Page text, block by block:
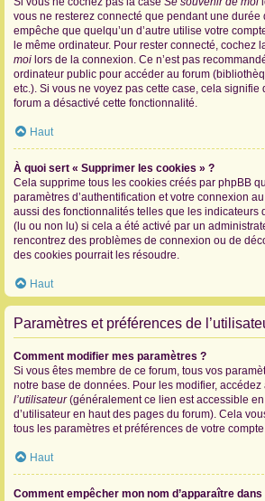
vous ne resterez connecté que pendant une durée
empêche que quelqu’un d’autre utilise votre
le même ordinateur. Pour rester connecté, cochez
moi lors de la connexion. Ce n’est pas
ordinateur public pour accéder au forum
etc.). Si vous ne voyez pas cette case, cela signifie
forum a désactivé cette fonctionnalité.
Haut
À quoi sert « Supprimer les cookies » ?
Cela supprime tous les cookies créés par phpBB
paramètres d’authentification et votre connexion
aussi des fonctionnalités telles que les indicateurs
(lu ou non lu) si cela a été activé par un
rencontrez des problèmes de connexion ou de
des cookies pourrait les résoudre.
Haut
Paramètres et préférences de
Comment modifier mes paramètres ?
Si vous êtes membre de ce forum, tous vos
notre base de données. Pour les modifier, accédez
l’utilisateur(généralement ce lien est accessible
d’utilisateur en haut des pages du forum). Cela
tous les paramètres et préférences de votre
Haut
Comment empêcher mon nom d’apparaître